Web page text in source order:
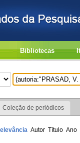
Bibliotecas
Coleção de periódicos
Autor Título Ano